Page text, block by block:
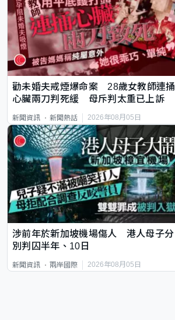
勸未婚夫戒煙爆命案 28歲女教師連捅
心臟兩刀判死緩 母斥判太重已上訴
新聞資訊 新聞熱話 2026年08月05日
涉前年於新加坡機場傷人 港人母子分
別判囚半年、10日
新聞資訊 兩岸國際 2026年08月05日